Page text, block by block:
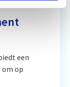
een
om op